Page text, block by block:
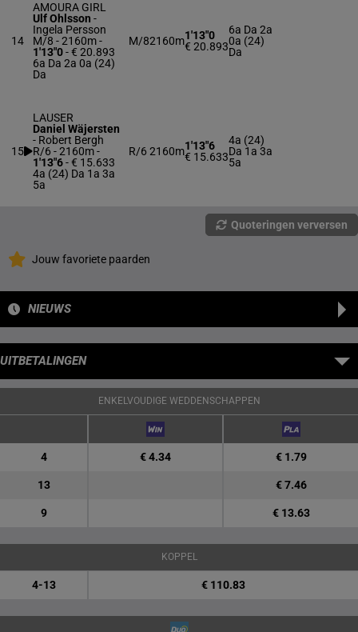
14
AMOURA GIRL
Ulf Ohlsson -
Ingela Persson
M/8 - 2160m-
1'13"0- € 20.893
6a Da 2a 0a (24)
Da
M/82160m1'13"0
€ 20.893
6a Da 2a
0a (24)
Da
15
LAUSER
Daniel Wäjersten
- Robert Bergh
R/6 - 2160m-
1'13"6- € 15.633
4a (24) Da 1a 3a
5a
R/6 2160m1'13"6
€ 15.633
4a (24)
Da 1a 3a
5a
Quoteringen verversen
Jouw favoriete paarden
NIEUWS
UITBETALINGEN
ENKELVOUDIGE WEDDENSCHAPPEN
4 € 4.34 € 1.79
13 € 7.46
9 € 13.63
KOPPEL
4-13 € 110.83